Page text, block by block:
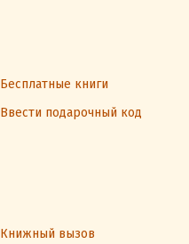
Бесплатные книги
Ввести подарочный код
Книжный вызов